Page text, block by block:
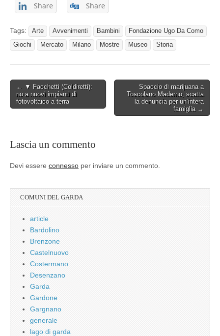
Share Share
Tags: Arte Avvenimenti Bambini
Fondazione Ugo Da Como
Giochi
Mercato Milano Mostre Museo Storia
Post
navigation
← ▼ Facchetti (Coldiretti):
no a nuovi impianti di
fotovoltaico a terra
Spaccio di marijuana a
Toscolano Maderno, scatta
la denuncia per un’intera
famiglia →
Lascia un commento
Devi essere connesso per inviare un commento.
COMUNI DEL GARDA
article
Bardolino
Brenzone
Castelnuovo
Costermano
Desenzano
Garda
Gardone
Gargnano
generale
lago di garda